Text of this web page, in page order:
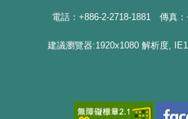
電話：+886-2-2718-1881 傳真：
建議瀏覽器:1920x1080 解析度,